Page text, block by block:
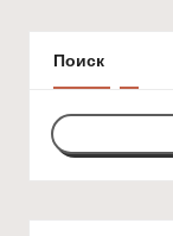
Поиск